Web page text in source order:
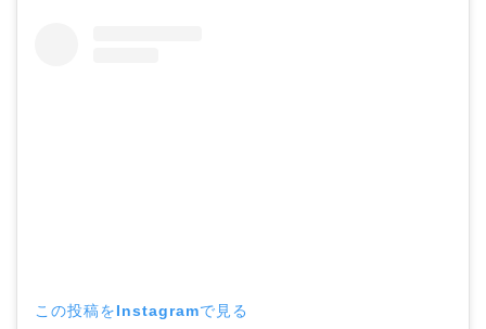
この投稿をInstagramで見る